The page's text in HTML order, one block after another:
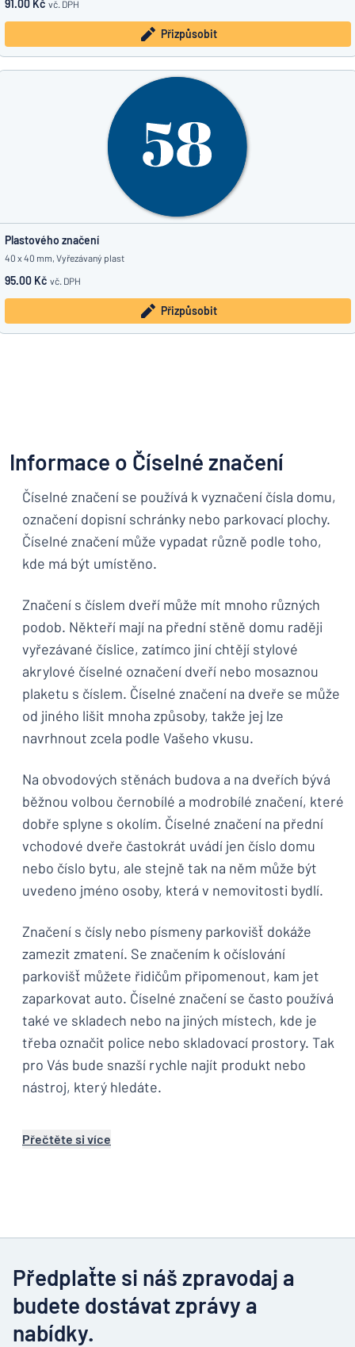
91.00 Kč vč. DPH
Přizpůsobit
Plastového značení
40 x 40 mm, Vyřezávaný plast
95.00 Kč vč. DPH
Přizpůsobit
Informace o Číselné značení
Číselné značení se používá k vyznačení čísla domu,
označení dopisní schránky nebo parkovací plochy.
Číselné značení může vypadat různě podle toho,
kde má být umístěno.
Značení s číslem dveří může mít mnoho různých
podob. Někteří mají na přední stěně domu raději
vyřezávané číslice, zatímco jiní chtějí stylové
akrylové číselné označení dveří nebo mosaznou
plaketu s číslem. Číselné značení na dveře se může
od jiného lišit mnoha způsoby, takže jej lze
navrhnout zcela podle Vašeho vkusu.
Na obvodových stěnách budova a na dveřích bývá
běžnou volbou černobílé a modrobílé značení, které
dobře splyne s okolím. Číselné značení na přední
vchodové dveře častokrát uvádí jen číslo domu
nebo číslo bytu, ale stejně tak na něm může být
uvedeno jméno osoby, která v nemovitosti bydlí.
Značení s čísly nebo písmeny parkovišť dokáže
zamezit zmatení. Se značením k očíslování
parkovišť můžete řidičům připomenout, kam jet
zaparkovat auto. Číselné značení se často používá
také ve skladech nebo na jiných místech, kde je
třeba označit police nebo skladovací prostory. Tak
pro Vás bude snazší rychle najít produkt nebo
nástroj, který hledáte.
Přečtěte si více
Předplaťte si náš zpravodaj a
budete dostávat zprávy a
nabídky.